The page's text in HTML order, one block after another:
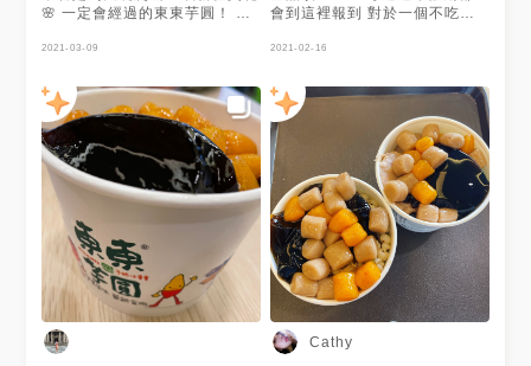
🌸 一定會經過的東東芋圓！ 用
感！ 地瓜圓跟芋圓超級Q彈，芋
芯旖🌻 Dora 提供美照❤️
2021-03-09
會到這裡報到 對於一個不吃芋
唯一能夠接受的 不會太甜也不
上一口
2021-02-16
Cathy